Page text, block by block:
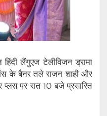
लैंगुएज टेलीविजन ड्रामा
के बैनर तले राजन शाही और
प्लस पर रात 10 बजे प्रसारित